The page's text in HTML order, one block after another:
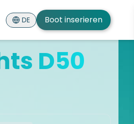
DE Boot inserieren
D50